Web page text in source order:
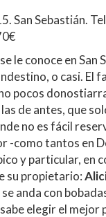
San Sebastián.
le conoce en San
o casi. El
pocos
de antes, que
no es fácil
-como tantos en
y particular, en
su propietario:
anda con
elegir el mejor